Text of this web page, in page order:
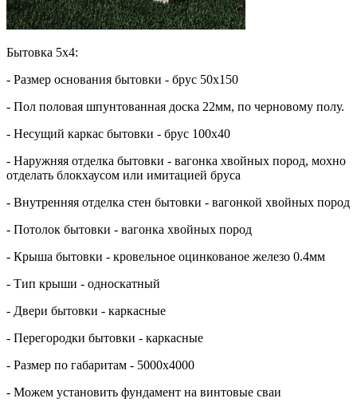
Бытовка 5х4:
- Размер основания бытовки - брус 50х150
- Пол половая шпунтованная доска 22мм, по черновому полу.
- Несущий каркас бытовки - брус 100х40
- Наружняя отделка бытовки - вагонка хвойных пород, мохно
отделать блокхаусом или имитацией бруса
- Внутренняя отделка стен бытовки - вагонкой хвойных пород
- Потолок бытовки - вагонка хвойных пород
- Крыша бытовки - кровельное оцинкованое железо 0.4мм
- Тип крыши - односкатный
- Двери бытовки - каркасные
- Перегородки бытовки - каркасные
- Размер по габаритам - 5000х4000
- Можем установить фундамент на винтовые сваи